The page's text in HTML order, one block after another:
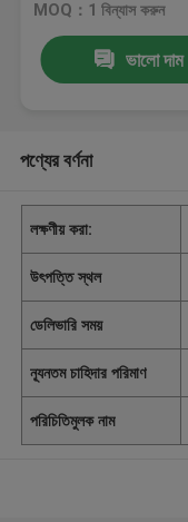
MOQ：1 বিন্যাস করুন
ভালো দাম
পণ্যের বর্ণনা
লক্ষণীয় করা:
উৎপত্তি স্থল
ডেলিভারি সময়
ন্যূনতম চাহিদার পরিমাণ
পরিচিতিমুলক নাম